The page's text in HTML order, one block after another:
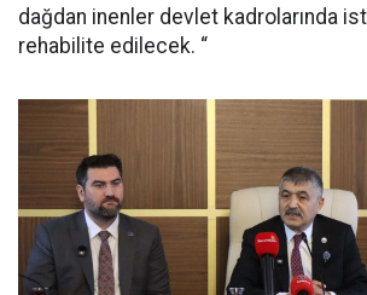
dağdan inenler devlet kadrolarında
rehabilite edilecek. “